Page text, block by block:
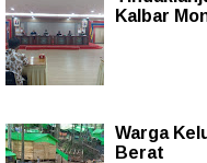
Kalbar
Warga
Berat